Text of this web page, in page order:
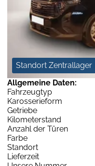
Standort Zentrallager
Allgemeine Daten:
Fahrzeugtyp
Karosserieform
Getriebe
Kilometerstand
Anzahl der Türen
Farbe
Standort
Lieferzeit